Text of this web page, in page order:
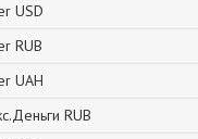
USD
RUB
UAH
RUB